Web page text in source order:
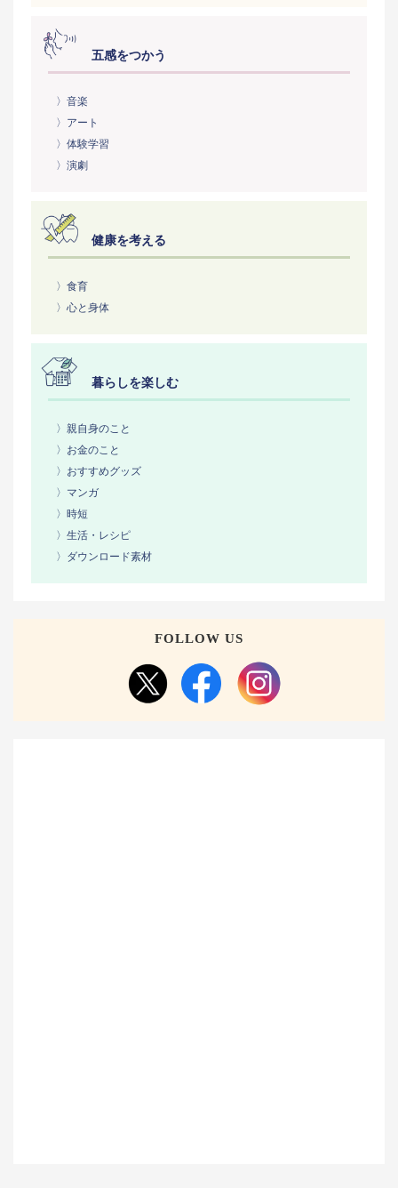
五感をつかう
〉音楽
〉アート
〉体験学習
〉演劇
健康を考える
〉食育
〉心と身体
暮らしを楽しむ
〉親自身のこと
〉お金のこと
〉おすすめグッズ
〉マンガ
〉時短
〉生活・レシピ
〉ダウンロード素材
FOLLOW US